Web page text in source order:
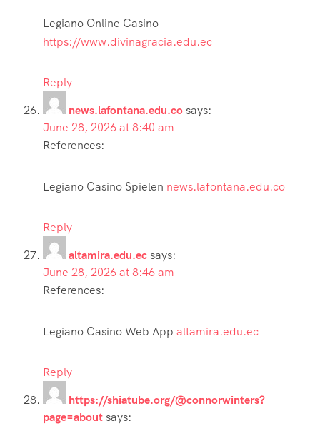
Legiano Online Casino
https://www.divinagracia.edu.ec
Reply
news.lafontana.edu.cosays:
June 28, 2026 at 8:40 am
References:
Legiano Casino Spielen news.lafontana.edu.co
Reply
altamira.edu.ecsays:
June 28, 2026 at 8:46 am
References:
Legiano Casino Web App altamira.edu.ec
Reply
https://shiatube.org/@connorwinters?
page=aboutsays: